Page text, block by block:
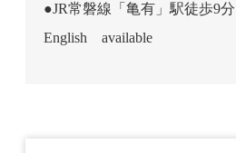
●JR常磐線「亀有」駅徒歩9分
English available